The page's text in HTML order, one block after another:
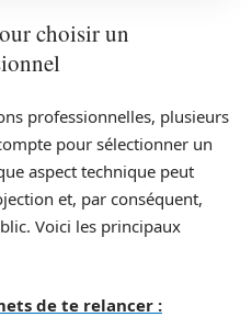
choisir un
professionnelles, plusieurs
pour sélectionner un
aspect technique peut
et, par conséquent,
Voici les principaux
de te relancer :